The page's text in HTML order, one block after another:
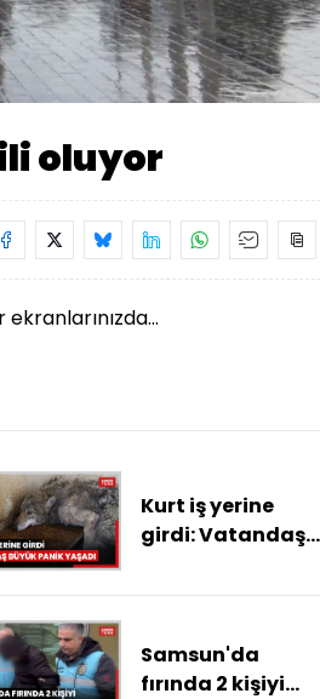
Oynatma
Hızı
oluyor
Kurt iş yerine
girdi: Vatandaş
yaşadı
Samsun'da
fırında 2 kişiyi